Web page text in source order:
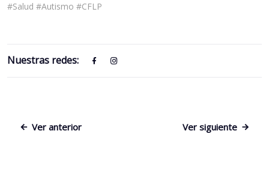
#Salud #Autismo #CFLP
Nuestras redes:
Ver anterior Ver siguiente